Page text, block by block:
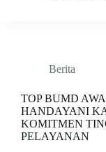
Berita
TOP BUMD
HANDAYANI
KOMITMEN
PELAYANAN